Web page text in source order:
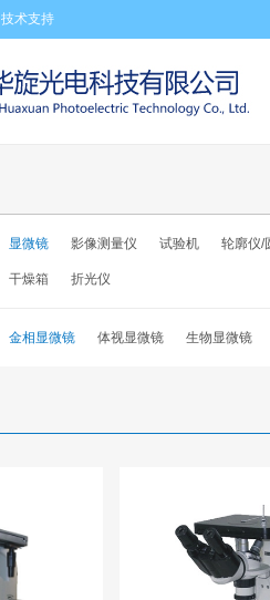
技术支持
显微镜 影像测量仪 试验机 轮廓仪/
干燥箱 折光仪
金相显微镜 体视显微镜 生物显微镜